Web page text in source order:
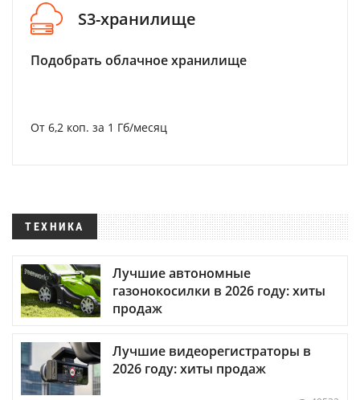
S3-хранилище
Подобрать облачное хранилище
От 6,2 коп. за 1 Гб/месяц
ТЕХНИКА
Лучшие автономные
газонокосилки в 2026 году: хиты
продаж
Лучшие видеорегистраторы в
2026 году: хиты продаж